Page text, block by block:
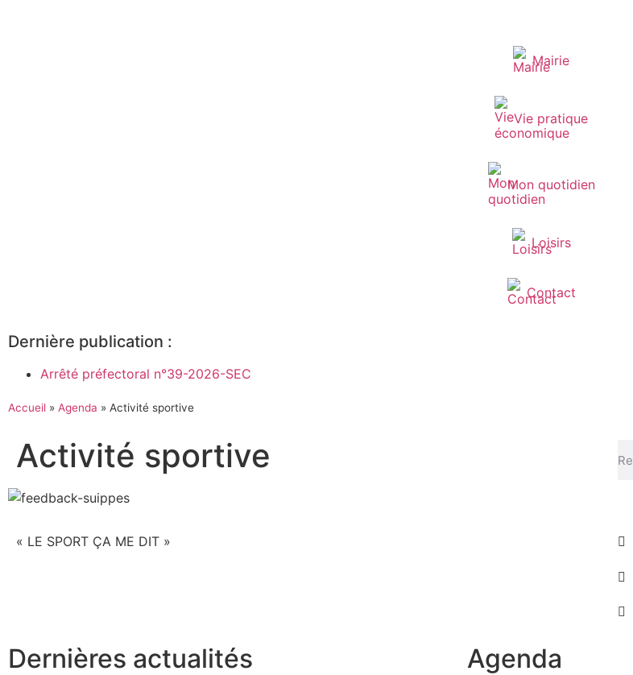
Mairie
Vie pratique
Mon quotidien
Loisirs
Contact
Dernière publication :
Arrêté préfectoral n°39-2026-SEC
Accueil » Agenda » Activité sportive
Activité sportive
« LE SPORT ÇA ME DIT »
Dernières actualités Agenda